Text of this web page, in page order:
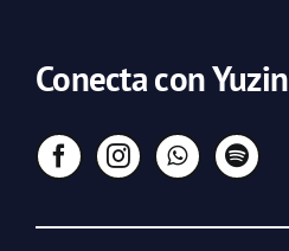
Conecta con Yuzin